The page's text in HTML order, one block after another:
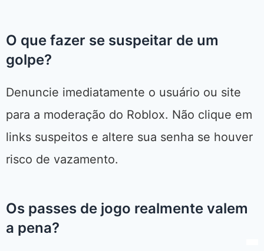
O que fazer se suspeitar de um
golpe?
Denuncie imediatamente o usuário ou site
para a moderação do Roblox. Não clique em
links suspeitos e altere sua senha se houver
risco de vazamento.
Os passes de jogo realmente valem
a pena?